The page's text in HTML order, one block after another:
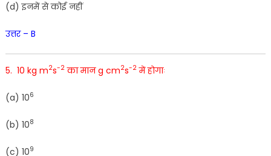
(d)इनमेंसेकोईनहीं
उत्तर – B
5. 10 kg m2s-2का मान g cm2s-2में होगाः
(a) 106
(b) 108
(c) 109